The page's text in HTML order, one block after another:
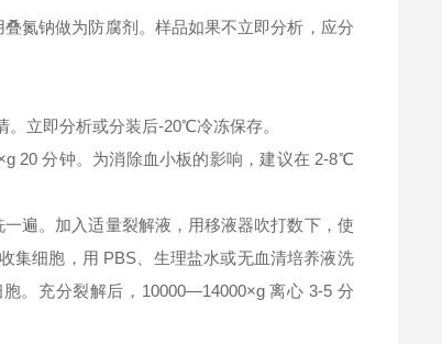
氮钠做为防腐剂。样品如果不立即分析，应分
立即分析或分装后-20℃冷冻保存。
20 分钟。为消除血小板的影响，建议在 2-8℃
遍。加入适量裂解液，用移液器吹打数下，使
集细胞，用 PBS、生理盐水或无血清培养液洗
。充分裂解后，10000—14000×g 离心 3-5 分